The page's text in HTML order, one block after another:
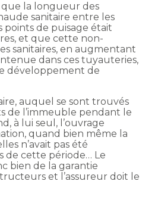
la longueur des
sanitaire entre les
points de puisage était
et que cette non-
sanitaires, en augmentant
dans ces tuyauteries,
développement de
auquel se sont trouvés
de l’immeuble pendant le
à lui seul, l’ouvrage
quand bien même la
n’avait pas été
de cette période… Le
bien de la garantie
et l’assureur doit le